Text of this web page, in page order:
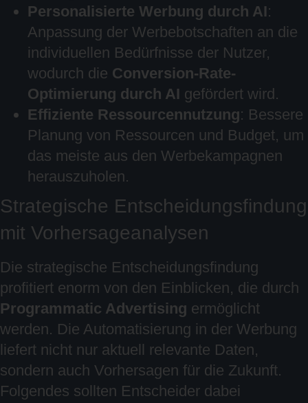
Personalisierte Werbung durch AI:
Anpassung der Werbebotschaften an die
individuellen Bedürfnisse der Nutzer,
wodurch die Conversion-Rate-
Optimierung durch AI gefördert wird.
Effiziente Ressourcennutzung: Bessere
Planung von Ressourcen und Budget, um
das meiste aus den Werbekampagnen
herauszuholen.
Strategische Entscheidungsfindung
mit Vorhersageanalysen
Die strategische Entscheidungsfindung
profitiert enorm von den Einblicken, die durch
Programmatic Advertising ermöglicht
werden. Die Automatisierung in der Werbung
liefert nicht nur aktuell relevante Daten,
sondern auch Vorhersagen für die Zukunft.
Folgendes sollten Entscheider dabei